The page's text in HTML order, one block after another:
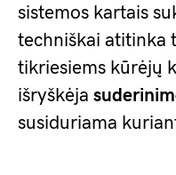
sistemos kartais
techniškai atitinka
tikriesiems kūrėjų
išryškėja
susiduriama